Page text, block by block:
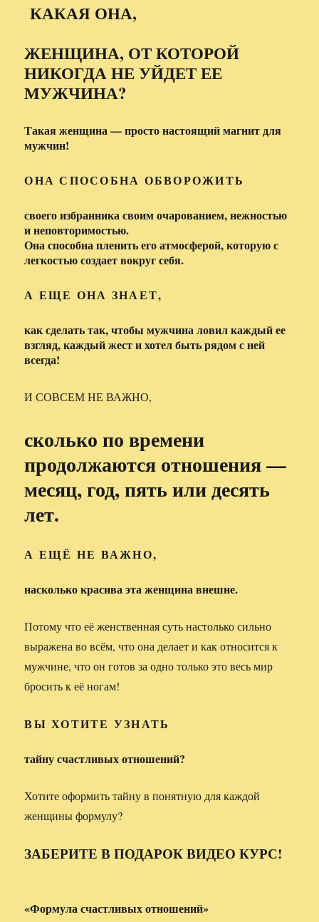
КАКАЯ ОНА,
ЖЕНЩИНА, ОТ КОТОРОЙ
НИКОГДА НЕ УЙДЕТ ЕЕ
МУЖЧИНА?
Такая женщина — просто настоящий магнит для
мужчин!
ОНА СПОСОБНА ОБВОРОЖИТЬ
своего избранника своим очарованием, нежностью
и неповторимостью.
Она способна пленить его атмосферой, которую с
легкостью создает вокруг себя.
А ЕЩЕ ОНА ЗНАЕТ,
как сделать так, чтобы мужчина ловил каждый ее
взгляд, каждый жест и хотел быть рядом с ней
всегда!
И СОВСЕМ НЕ ВАЖНО,
сколько по времени
продолжаются отношения —
месяц, год, пять или десять
лет.
А ЕЩЁ НЕ ВАЖНО,
насколько красива эта женщина внешне.
Потому что её женственная суть настолько сильно
выражена во всём, что она делает и как относится к
мужчине, что он готов за одно только это весь мир
бросить к её ногам!
ВЫ ХОТИТЕ УЗНАТЬ
тайну счастливых отношений?
Хотите оформить тайну в понятную для каждой
женщины формулу?
ЗАБЕРИТЕ В ПОДАРОК ВИДЕО КУРС!
«Формула счастливых отношений»